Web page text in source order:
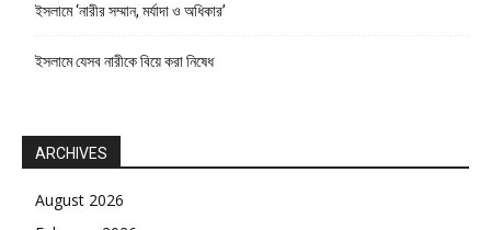
ইসলামে ‘নারীর সম্মান, মর্যাদা ও অধিকার’
ইসলামে যেসব নারীকে বিয়ে করা নিষেধ
ARCHIVES
August 2026